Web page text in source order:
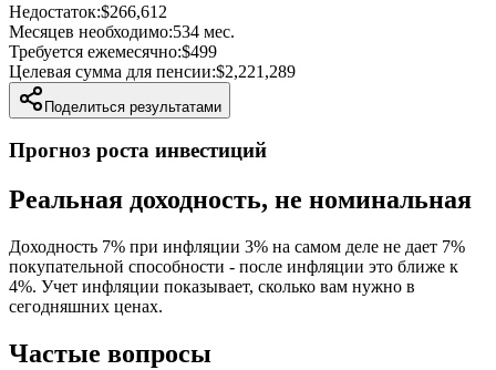
Недостаток:$266,612
Месяцев необходимо:534 мес.
Требуется ежемесячно:$499
Целевая сумма для пенсии:$2,221,289
Поделиться результатами
Прогноз роста инвестиций
Реальная доходность, не номинальная
Доходность 7% при инфляции 3% на самом деле не дает 7%
покупательной способности - после инфляции это ближе к
4%. Учет инфляции показывает, сколько вам нужно в
сегодняшних ценах.
Частые вопросы